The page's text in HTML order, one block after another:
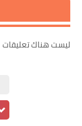
ليست هناك تعليقات